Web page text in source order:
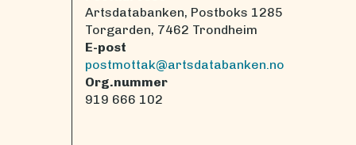
Artsdatabanken, Postboks 1285
Torgarden, 7462 Trondheim
E-post
postmottak@artsdatabanken.no
Org.nummer
919 666 102